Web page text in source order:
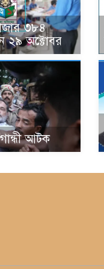
৩৮৪
২৯ অক্টোবর
গান্ধী আটক